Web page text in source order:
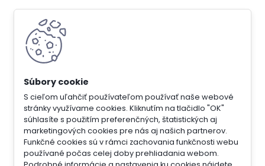
S cieľom uľahčiť používateľom používať naše webové
stránky využívame cookies. Kliknutím na tlačidlo "OK"
súhlasíte s použitím preferenčných, štatistických aj
marketingových cookies pre nás aj našich partnerov.
Funkčné cookies sú v rámci zachovania funkčnosti webu
používané počas celej doby prehliadania webom.